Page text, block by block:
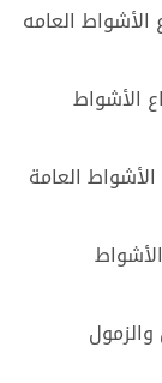
الجذاع الأشواط العامه
الجذاع الأشواط
الأشواط العامة
الأشواط
والزمول